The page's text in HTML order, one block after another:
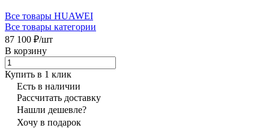
Все товары HUAWEI
Все товары категории
87 100 ₽/шт
В корзину
Купить в 1 клик
Есть в наличии
Рассчитать доставку
Нашли дешевле?
Хочу в подарок